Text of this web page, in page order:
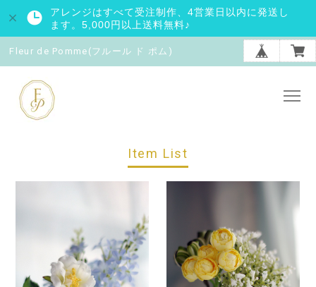
アレンジはすべて受注制作、4営業日以内に発送し
ます。5,000円以上送料無料♪
Fleur de Pomme(フルール ド ポム)
Item List